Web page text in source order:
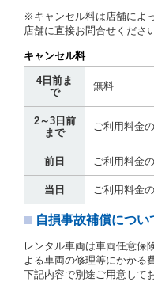
貸渡契約を締結す
ことができるレンタ
は運転者が第８条
かに該当する場合
貸渡契約を締結した
１項に定める貸渡料
運転者の義務と定め
す。
当社は、監督官庁の
運転者の氏名、住所
写しを添付するため
人に対し、借受人の
といいます。）の
の写しの提出を求め
受人は、自己が運転
※キャンセル料は店舗によ
店舗に直接お問合せください
キャンセル料
4日前ま
で
無料
2～3日前
まで
ご利用料金
前日 ご利用料金
当日 ご利用料金
自損事故補償につい
レンタル車両は車両任意保
よる車両の修理等にかかる
下記内容で別途ご用意して